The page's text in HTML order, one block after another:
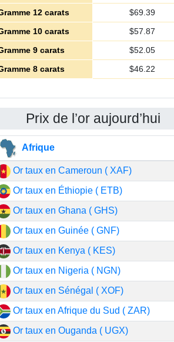
12 carats
$69.39
10 carats
$57.87
9 carats
$52.05
8 carats
$46.22
Prix de l’or aujourd’hui
Afrique
Or taux en Cameroun ( XAF)
Or taux en Éthiopie ( ETB)
Or taux en Ghana ( GHS)
Or taux en Guinée ( GNF)
Or taux en Kenya ( KES)
Or taux en Nigeria ( NGN)
Or taux en Sénégal ( XOF)
Or taux en Afrique du Sud ( ZAR)
Or taux en Ouganda ( UGX)